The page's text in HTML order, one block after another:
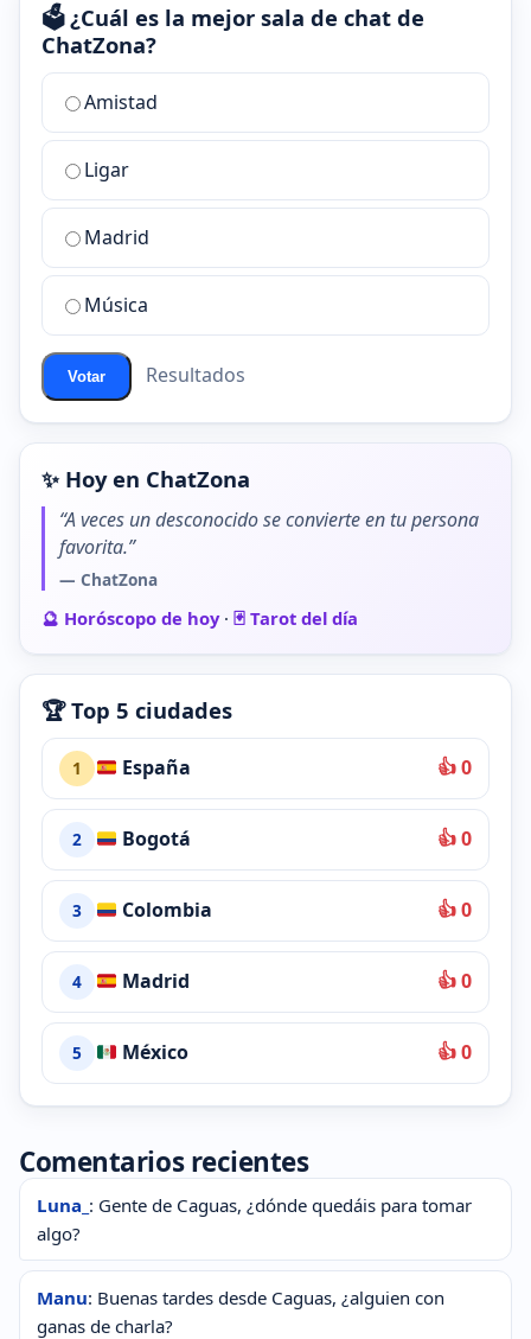
🗳️ ¿Cuál es la mejor sala de chat de
ChatZona?
¿Cuál
la
mejor
sala
chat
ChatZona?
Amistad
Ligar
Madrid
Música
Votar Resultados
✨ Hoy en ChatZona
“A veces un desconocido se convierte en tu persona
favorita.”
— ChatZona
🔮 Horóscopo de hoy· 🃏 Tarot del día
🏆 Top 5 ciudades
1 España 👍 0
2 Bogotá 👍 0
3 Colombia 👍 0
4 Madrid 👍 0
5 México 👍 0
Comentarios recientes
Luna_ : Gente de Caguas, ¿dónde quedáis para tomar
algo?
Manu: Buenas tardes desde Caguas, ¿alguien con
ganas de charla?